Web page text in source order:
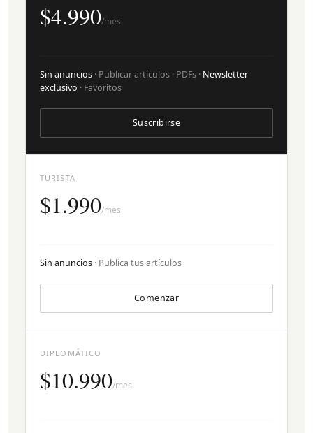
TURISTA
$1.990/mes
Sin anuncios · Publica tus artículos
Comenzar
$4.990/mes
Sin anuncios · Publicar artículos · PDFs · Newsletter
exclusivo · Favoritos
Suscribirse
DIPLOMÁTICO
$10.990/mes